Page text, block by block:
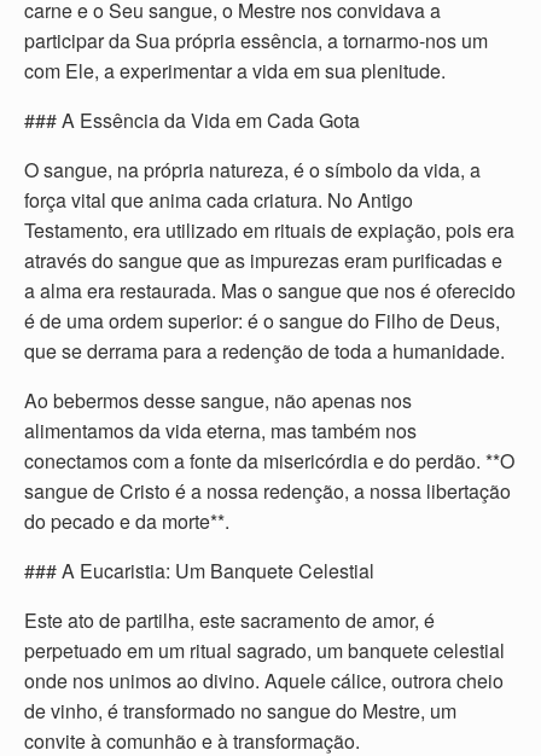
carne e o Seu sangue, o Mestre nos convidava a
participar da Sua própria essência, a tornarmo-nos um
com Ele, a experimentar a vida em sua plenitude.
### A Essência da Vida em Cada Gota
O sangue, na própria natureza, é o símbolo da vida, a
força vital que anima cada criatura. No Antigo
Testamento, era utilizado em rituais de expiação, pois era
através do sangue que as impurezas eram purificadas e
a alma era restaurada. Mas o sangue que nos é oferecido
é de uma ordem superior: é o sangue do Filho de Deus,
que se derrama para a redenção de toda a humanidade.
Ao bebermos desse sangue, não apenas nos
alimentamos da vida eterna, mas também nos
conectamos com a fonte da misericórdia e do perdão. **O
sangue de Cristo é a nossa redenção, a nossa libertação
do pecado e da morte**.
### A Eucaristia: Um Banquete Celestial
Este ato de partilha, este sacramento de amor, é
perpetuado em um ritual sagrado, um banquete celestial
onde nos unimos ao divino. Aquele cálice, outrora cheio
de vinho, é transformado no sangue do Mestre, um
convite à comunhão e à transformação.